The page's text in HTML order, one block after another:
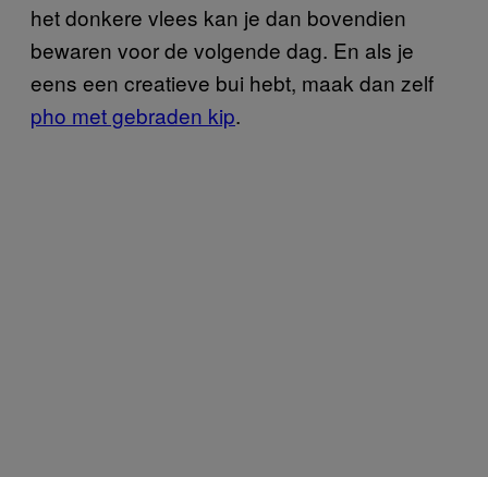
het donkere vlees kan je dan bovendien
bewaren voor de volgende dag. En als je
eens een creatieve bui hebt, maak dan zelf
pho met gebraden kip.